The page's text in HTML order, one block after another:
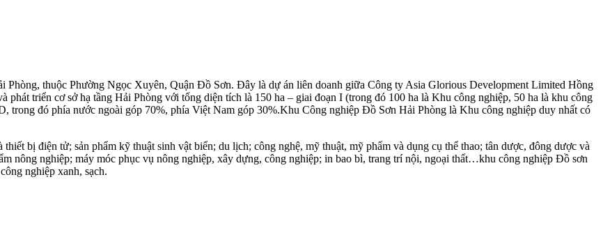
thuộc Phường Ngọc Xuyên, Quận Đồ Sơn. Đây là dự án liên doanh giữa Công ty Asia Glorious Development Limited Hồng
triển cơ sở hạ tầng Hải Phòng với tổng diện tích là 150 ha – giai đoạn I (trong đó 100 ha là Khu công nghiệp, 50 ha là khu công
trong đó phía nước ngoài góp 70%, phía Việt Nam góp 30%.Khu Công nghiệp Đồ Sơn Hải Phòng là Khu công nghiệp duy nhất có
bị điện tử; sản phẩm kỹ thuật sinh vật biển; du lịch; công nghệ, mỹ thuật, mỹ phẩm và dụng cụ thể thao; tân dược, đông dược và
nông nghiệp; máy móc phục vụ nông nghiệp, xây dựng, công nghiệp; in bao bì, trang trí nội, ngoại thất…khu công nghiệp Đồ sơn
nghiệp xanh, sạch.